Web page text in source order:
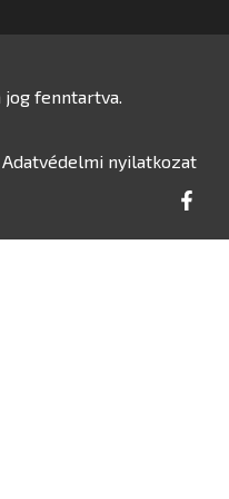
fenntartva.
Adatvédelmi nyilatkozat